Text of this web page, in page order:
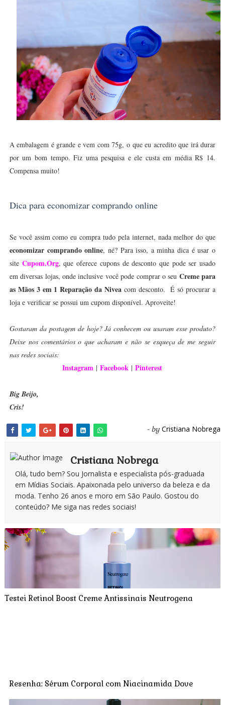
A embalagem é grande e vem com 75g, o que eu acredito que irá durar
por um bom tempo. Fiz uma pesquisa e ele custa em média R$ 14.
Compensa muito!
Dica para economizar comprando online
Se você assim como eu compra tudo pela internet, nada melhor do que
economizar comprando online, né? Para isso, a minha dica é usar o
site Cupom.Org, que oferece cupons de desconto que pode ser usado
em diversas lojas, onde inclusive você pode comprar o seu Creme para
as Mãos 3 em 1 Reparação da Nivea com desconto. É só procurar a
loja e verificar se possui um cupom disponível. Aproveite!
Gostaram da postagem de hoje? Já conhecem ou usaram esse produto?
Deixe nos comentários o que acharam e não se esqueça de me seguir
nas redes sociais:
Instagram |Facebook |Pinterest
Big Beijo,
Cris!
- by Cristiana Nobrega
Cristiana Nobrega
Olá, tudo bem? Sou Jornalista e especialista pós-graduada
em Mídias Sociais. Apaixonada pelo universo da beleza e da
moda. Tenho 26 anos e moro em São Paulo. Gostou do
conteúdo? Me siga nas redes sociais!
Testei Retinol Boost Creme Antissinais Neutrogena
Resenha: Sérum Corporal com Niacinamida Dove